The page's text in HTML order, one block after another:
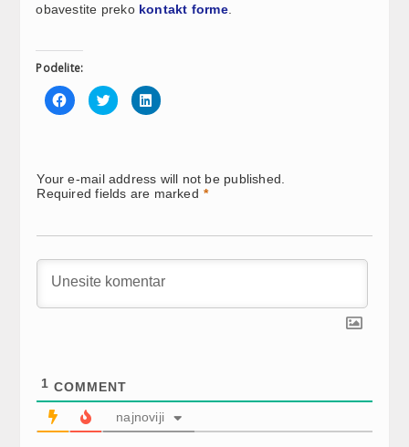
obavestite preko kontakt forme.
Podelite:
Click
to
share
new
window)
Click
to
share
new
window)
Click
to
new
window)
Your e-mail address will not be published.
Required fields are marked *
1 COMMENT
najnoviji